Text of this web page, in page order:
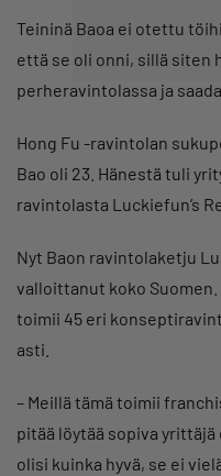
Teininä Baoa ei otettu
että se oli onni, sillä siten
perheravintolassa ja
Hong Fu -ravintolan
Bao oli 23. Hänestä tuli
ravintolasta Luckiefun’s
Nyt Baon ravintolaketju
valloittanut koko
toimii 45 eri
asti.
– Meillä tämä toimii
pitää löytää sopiva
olisi kuinka hyvä, se ei